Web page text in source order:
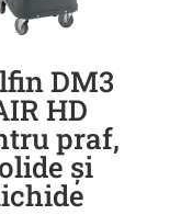
DM3
HD
praf,
și